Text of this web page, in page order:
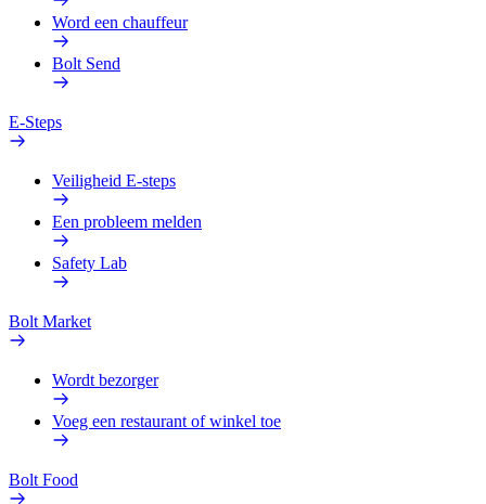
Word een chauffeur
Bolt Send
E-Steps
Veiligheid E-steps
Een probleem melden
Safety Lab
Bolt Market
Wordt bezorger
Voeg een restaurant of winkel toe
Bolt Food